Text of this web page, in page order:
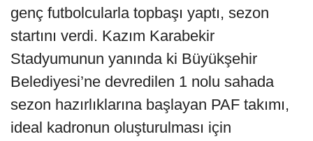
genç futbolcularla topbaşı yaptı, sezon
startını verdi. Kazım Karabekir
Stadyumunun yanında ki Büyükşehir
Belediyesi’ne devredilen 1 nolu sahada
sezon hazırlıklarına başlayan PAF takımı,
ideal kadronun oluşturulması için